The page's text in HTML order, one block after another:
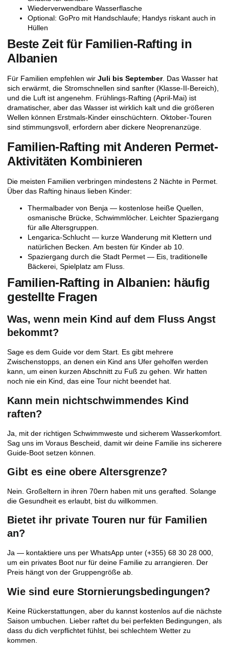
Wiederverwendbare Wasserflasche
Optional: GoPro mit Handschlaufe; Handys riskant auch in
Hüllen
Beste Zeit für Familien-Rafting in
Albanien
Für Familien empfehlen wir Juli bis September. Das Wasser hat
sich erwärmt, die Stromschnellen sind sanfter (Klasse-II-Bereich),
und die Luft ist angenehm. Frühlings-Rafting (April-Mai) ist
dramatischer, aber das Wasser ist wirklich kalt und die größeren
Wellen können Erstmals-Kinder einschüchtern. Oktober-Touren
sind stimmungsvoll, erfordern aber dickere Neoprenanzüge.
Familien-Rafting mit Anderen Permet-
Aktivitäten Kombinieren
Die meisten Familien verbringen mindestens 2 Nächte in Permet.
Über das Rafting hinaus lieben Kinder:
Thermalbader von Benja — kostenlose heiße Quellen,
osmanische Brücke, Schwimmlöcher. Leichter Spaziergang
für alle Altersgruppen.
Lengarica-Schlucht — kurze Wanderung mit Klettern und
natürlichen Becken. Am besten für Kinder ab 10.
Spaziergang durch die Stadt Permet — Eis, traditionelle
Bäckerei, Spielplatz am Fluss.
Familien-Rafting in Albanien: häufig
gestellte Fragen
Was, wenn mein Kind auf dem Fluss Angst
bekommt?
Sage es dem Guide vor dem Start. Es gibt mehrere
Zwischenstopps, an denen ein Kind ans Ufer geholfen werden
kann, um einen kurzen Abschnitt zu Fuß zu gehen. Wir hatten
noch nie ein Kind, das eine Tour nicht beendet hat.
Kann mein nichtschwimmendes Kind
raften?
Ja, mit der richtigen Schwimmweste und sicherem Wasserkomfort.
Sag uns im Voraus Bescheid, damit wir deine Familie ins sicherere
Guide-Boot setzen können.
Gibt es eine obere Altersgrenze?
Nein. Großeltern in ihren 70ern haben mit uns gerafted. Solange
die Gesundheit es erlaubt, bist du willkommen.
Bietet ihr private Touren nur für Familien
an?
Ja — kontaktiere uns per WhatsApp unter (+355) 68 30 28 000,
um ein privates Boot nur für deine Familie zu arrangieren. Der
Preis hängt von der Gruppengröße ab.
Wie sind eure Stornierungsbedingungen?
Keine Rückerstattungen, aber du kannst kostenlos auf die nächste
Saison umbuchen. Lieber raftet du bei perfekten Bedingungen, als
dass du dich verpflichtet fühlst, bei schlechtem Wetter zu
kommen.